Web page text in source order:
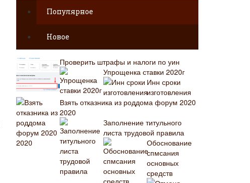
Популярное
Новое
Проверить штрафы и налоги по уин
Упрощенка ставки 2020г
Инн сроки
изготовления
Взять отказника из роддома форум 2020
2020
Заполнение титульного
листа трудовой правила
Обоснование
спмсания
основных
средств